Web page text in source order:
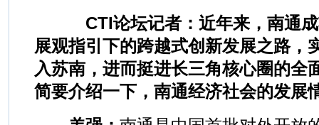
CTI论坛记者：近年来，南通成
展观指引下的跨越式创新发展之路，
入苏南，进而挺进长三角核心圈的全
简要介绍一下，南通经济社会的发展